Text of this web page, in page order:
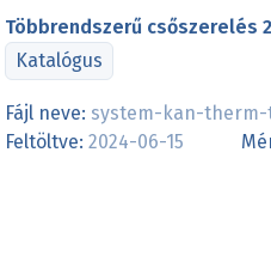
Többrendszerű csőszerelés
Katalógus
Fájl neve: system-kan-therm-
Feltöltve: 2024-06-15